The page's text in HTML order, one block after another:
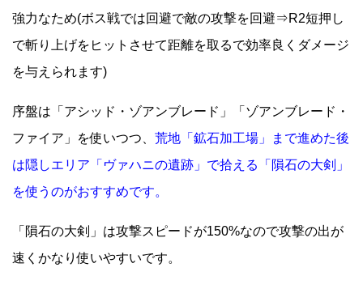
強力なため(ボス戦では回避で敵の攻撃を回避⇒R2短押し
で斬り上げをヒットさせて距離を取るで効率良くダメージ
を与えられます)
序盤は「アシッド・ゾアンブレード」「ゾアンブレード・
ファイア」を使いつつ、 荒地「鉱石加工場」まで進めた後
は隠しエリア「ヴァハニの遺跡」で拾える「隕石の大剣」
を使うのがおすすめです。
「隕石の大剣」は攻撃スピードが150%なので攻撃の出が
速くかなり使いやすいです。